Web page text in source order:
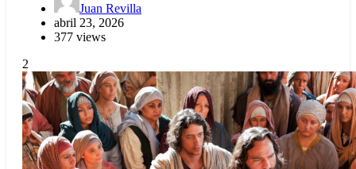
Juan Revilla
abril 23, 2026
377 views
2